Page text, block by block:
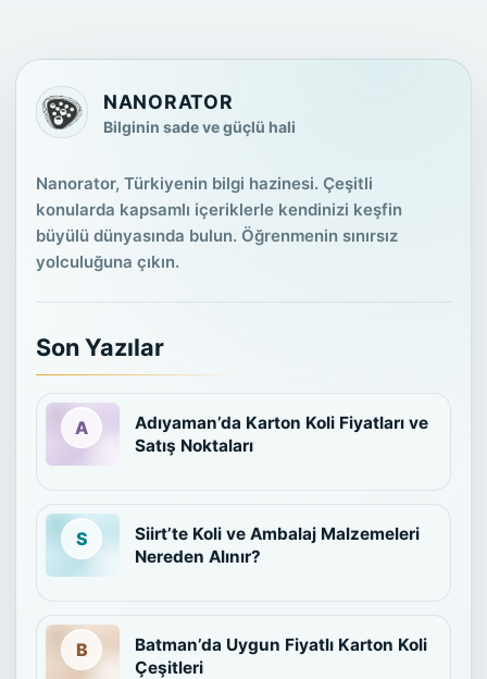
NANORATOR
Bilginin sade ve güçlü hali
Nanorator, Türkiyenin bilgi hazinesi. Çeşitli
konularda kapsamlı içeriklerle kendinizi keşfin
büyülü dünyasında bulun. Öğrenmenin sınırsız
yolculuğuna çıkın.
Son Yazılar
Adıyaman’da Karton Koli Fiyatları ve
Satış Noktaları
Siirt’te Koli ve Ambalaj Malzemeleri
Nereden Alınır?
Batman’da Uygun Fiyatlı Karton Koli
Çeşitleri